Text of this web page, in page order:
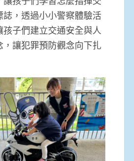
誌，透過小小警察體驗活
子們建立交通安全與人
，讓犯罪預防觀念向下扎